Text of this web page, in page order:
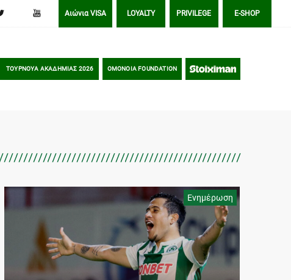
Αιώνια VISA LOYALTY PRIVILEGE E-SHOP
ΤΟΥΡΝΟΥΑ ΑΚΑΔΗΜΙΑΣ 2026 OMONOIA FOUNDATION STOIXIMAN
Ενημέρωση